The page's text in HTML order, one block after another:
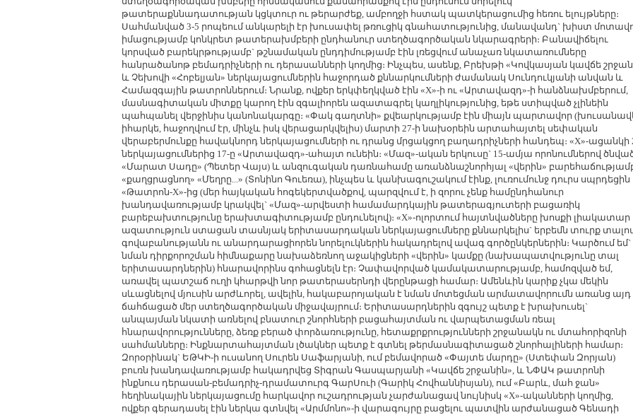
թատերաքննադատության կցկտուր ու թերարժեք, ամբողջի հստակ պատկերացումից հեռու ելույթները։
Սահմանված 3-5 րոպեում անկարելի էր խուսափել թռուցիկ գնահատությունից, մանավանդ` խիստ
իմացությամբ կոնկրետ թատերախմբերի ընդհանուր ստեղծագործական նկարագրերի։ Բանավիճելու
կորսված բարեկրթությամբ` թշնամական ընդդիմությամբ էին լռեցվում անաչառ նկատառումները
հանրածանոթ բեմադրիչների ու դերասանների կողմից։ Ինչպես, ասենք, Բրեխթի «Կովկասյան կավճե
և Չեխովի «Հոբելյան» ներկայացումներին հաջորդած քննարկումների ժամանակ Սունդուկյանի անվան և
Համազգային թատրոններում։ Նրանք, ովքեր երկփեղկված էին «X»-ի ու «Արտավազդ»-ի հանձնախմբերում,
մասնագիտական միտքը կարող էին զգալիորեն ազատագրել կաղլիկությունից, եթե ստիպված չլինեին
պահպանել վերջինիս կանոնակարգը։ «Փակ գաղտնի» քվեարկությամբ էին միայն պարտավոր
իհարկե, հաջողվում էր, մինչև իսկ վերացարկվելիս) մարտի 27-ի նախօրեին արտահայտել սեփական
վերաբերմունքը հավակնորդ ներկայացումների ու դրանց մրցակցող բաղադրիչների հանդեպ։ «X»-ացանկի
ներկայացումներից 17-ը «Արտավազդ»-ահայտ ունեին։ «Մազ»-ական երկուսը` 15-ամյա որոնումներով
«Մարատ Սադը» (Պետեր Վայս) և անզուգական դառնահամը առանձնաշնորհյալ «վերին»
«քաղցրացնող» «Մեղրը...» (Տոնինո Գուեռա), ինչպես և կանխագուշակում էինք, լուռումունջ դուրս սպրդեցին
«Թատրոն-X»-ից (մեր հայկական հոգեկերտվածքով, պարզվում է, ի զորու չենք համընդհանուր
խանդավառությամբ կրակվել` «Մազ»-արվեստի համամարդկային թատերագյուտերի բացառիկ
բարեբախտությունը երախտագիտությամբ ընդունելով)։ «X»-ոլորտում հայտնվածները խոսքի լիակատար
ազատություն ստացան տասնյակ երիտասարդական ներկայացումները քննարկելիս` երբեմն տուրք տալով
գովաբանությանն ու անարդարացիորեն նորելուկներին հակադրելով ավագ գործընկերներին։ Կարծում եմ`
նման դիրքորոշման հիմնաքարը նախաձեռնող աջակիցների «վերին» կամքը (նախապատվությունը տալ
երիտասարդներին) հնարավորինս գոհացնելն էր։ Չափավորված կամակատարությամբ, համոզված եմ,
առավել պատշաճ ուղի կհարթվի նոր թատերասերնդի վերընթացի համար։ Ամենևին կարիք չկա մեկին
սևացնելով մյուսին արժևորել, ավելին, հակաբարոյական է նման մոտեցման արմատավորումն առանց այդ
ճահճացած մեր ստեղծագործական միջավայրում։ Երիտասարդներին զգույշ պետք է խրախուսել`
անպայման նկատի առնելով բնատուր շնորհների բացահայտման ու վարպետացման ռեալ
հնարավորությունները, ձեռք բերած փորձառությունը, հետաքրքրությունների շրջանակն ու մտահորիզոնի
սահմանները։ Ինքնարտահայտման լծակներ պետք է գտնել թերմասնագիտացած շնորհալիների համար։
Զորօրինակ` ԵԹԿԻ-ի ուսանող Սուրեն Սաֆարյանի, ում բեմավորած «Փայտե մարդը» (Ստեփան Զորյան)
բուռն խանդավառությամբ հակադրվեց Տիգրան Գասպարյանի «Կավճե շրջանին», և ՆՓԱԿ թատրոնի
ինքնուս դերասան-բեմադրիչ-դրամատուրգ ԳարՍուի (Գարիկ Հովհաննիսյան), ում «Բարև, մահ ջան»
հեղինակային ներկայացումը հարկավոր ուշադրության չարժանացավ նույնիսկ «X»-ականների կողմից,
ովքեր գերադասել էին ներկա գտնվել «Արմմոնո»-ի վարագույրը բացելու պատվին արժանացած Գենադի